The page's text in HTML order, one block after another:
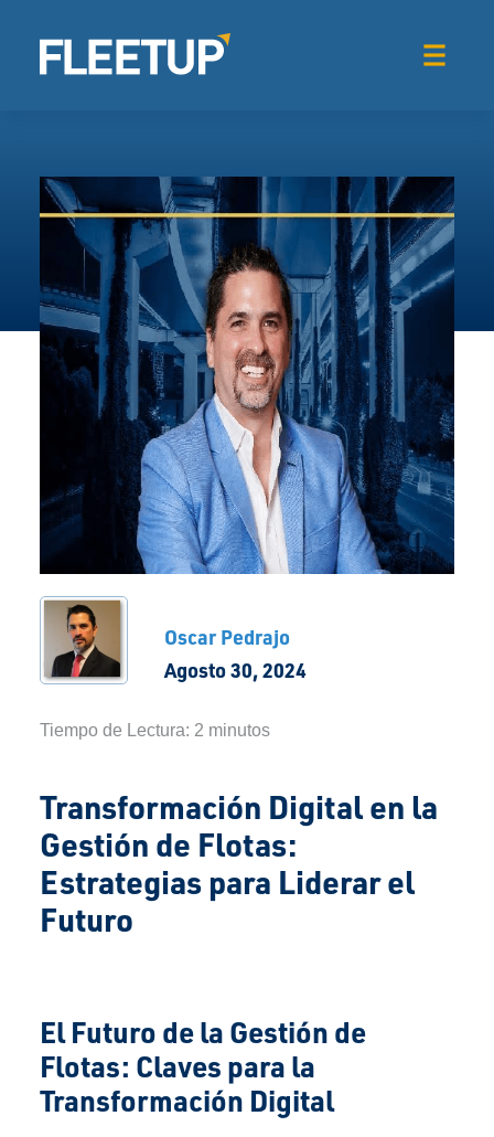
Oscar Pedrajo
Agosto 30, 2024
Tiempo de Lectura: 2 minutos
Transformación Digital en la
Gestión de Flotas:
Estrategias para Liderar el
Futuro
El Futuro de la Gestión de
Flotas: Claves para la
Transformación Digital